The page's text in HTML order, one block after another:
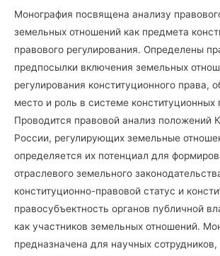
Монография посвящена анализу
земельных отношений как предмета
правового регулирования. Определены
предпосылки включения земельных
регулирования конституционного права,
место и роль в системе конституционных
Проводится правовой анализ положений
России, регулирующих земельные
определяется их потенциал для
отраслевого земельного
конституционно-правовой статус и
правосубъектность органов публичной
как участников земельных отношений.
предназначена для научных